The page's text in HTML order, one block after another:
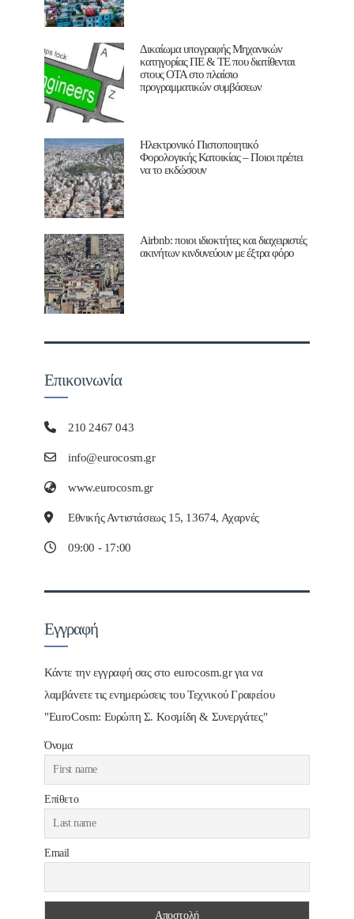
Δικαίωμα υπογραφής Μηχανικών
κατηγορίας ΠΕ & ΤΕ που διατίθενται
στους ΟΤΑ στο πλαίσιο
προγραμματικών συμβάσεων
Ηλεκτρονικό Πιστοποιητικό
Φορολογικής Κατοικίας – Ποιοι πρέπει
να το εκδώσουν
Airbnb: ποιοι ιδιοκτήτες και διαχειριστές
ακινήτων κινδυνεύουν με έξτρα φόρο
Επικοινωνία
210 2467 043
info@eurocosm.gr
www.eurocosm.gr
Εθνικής Αντιστάσεως 15, 13674, Αχαρνές
09:00 - 17:00
Εγγραφή
Κάντε την εγγραφή σας στο eurocosm.gr για να
λαμβάνετε τις ενημερώσεις του Τεχνικού Γραφείου
"EuroCosm: Ευρώπη Σ. Κοσμίδη & Συνεργάτες"
Όνομα
Επίθετο
Email